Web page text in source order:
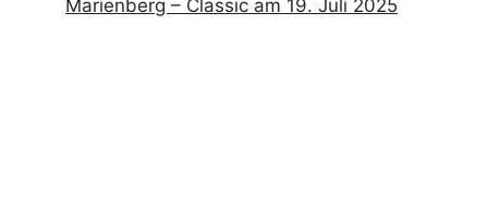
Marienberg – Classic am 19. Juli 2025